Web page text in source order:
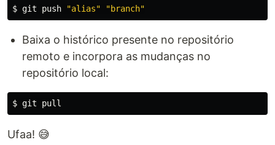
$ git push "alias" "branch"
Baixa o histórico presente no repositório
remoto e incorpora as mudanças no
repositório local:
$
Ufaa! 😅